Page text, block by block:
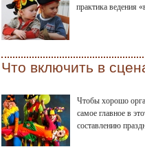
практика ведения
Что включить в
Чтобы хорошо
самое главное в
составлению